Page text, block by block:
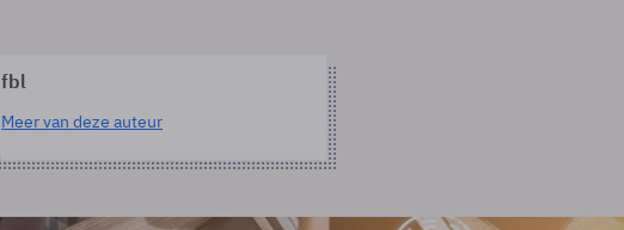
fbl
Meer van deze auteur